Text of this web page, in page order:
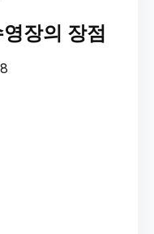
장의 장점